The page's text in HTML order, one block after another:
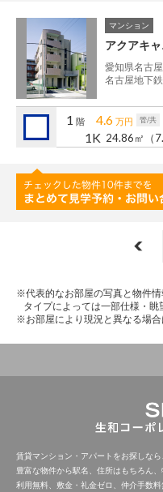
マンション
アクアキ
愛知県名古
名古屋地下
1 階 4.6 万円 管/共
1K 24.86㎡ （
※代表的なお部屋の写真と物件情
タイプによっては一部仕様・眺
※お部屋により現況と異なる場合
賃貸マンション・アパートをお探しな
豊富な物件から駅名、住所はもちろん
利用無料、敷金・礼金ゼロ、仲介手数